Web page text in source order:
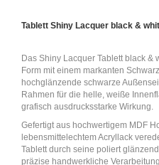
Tablett Shiny Lacquer black &
Das Shiny Lacquer Tablett black &
Form mit einem markanten
hochglänzende schwarze
Rahmen für die helle, weiße
grafisch ausdrucksstarke Wirkung.
Gefertigt aus hochwertigem MDF
lebensmittelechtem Acryllack
Tablett durch seine poliert
präzise handwerkliche